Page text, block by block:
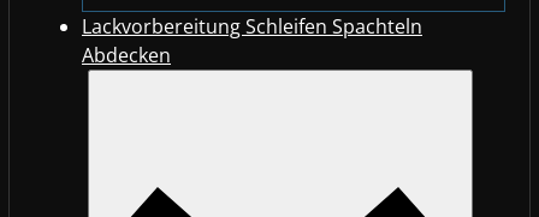
Lackvorbereitung Schleifen Spachteln
Abdecken